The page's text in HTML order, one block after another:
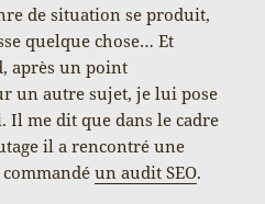
de situation se produit,
quelque chose… Et
après un point
un autre sujet, je lui pose
me dit que dans le cadre
il a rencontré une
commandéun audit SEO.